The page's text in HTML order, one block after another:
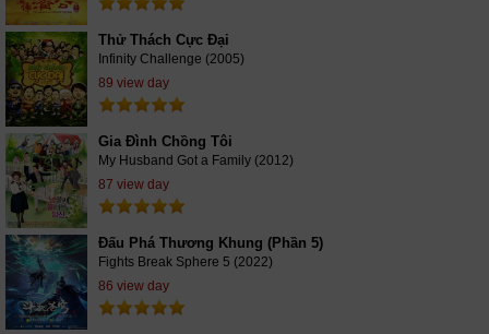
Thử Thách Cực Đại
Infinity Challenge (2005)
89 view day
Gia Đình Chồng Tôi
My Husband Got a Family (2012)
87 view day
Đấu Phá Thương Khung (Phần 5)
Fights Break Sphere 5 (2022)
86 view day